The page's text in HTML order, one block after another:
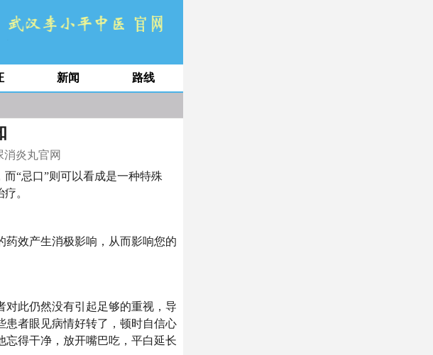
新闻 路线
消炎丸官网
“忌口”则可以看成是一种特殊
。
效产生消极影响，从而影响您的
此仍然没有引起足够的重视，导
患者眼见病情好转了，顿时自信心
忘得干净，放开嘴巴吃，平白延长